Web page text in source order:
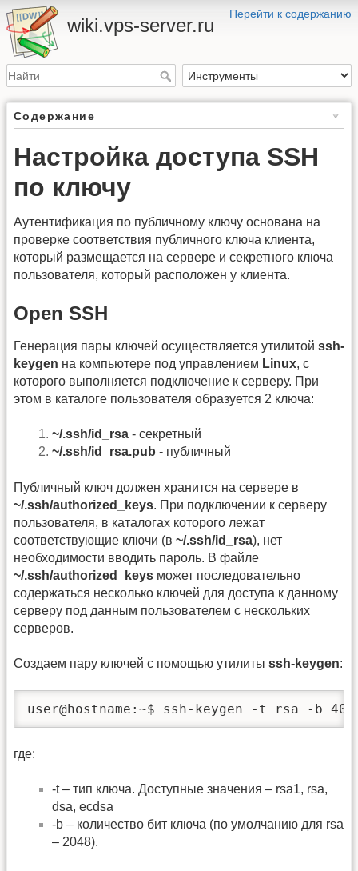
Перейти к содержанию
wiki.vps-server.ru
Содержание
Настройка доступа SSH
по ключу
Аутентификация по публичному ключу основана на
проверке соответствия публичного ключа клиента,
который размещается на сервере и секретного ключа
пользователя, который расположен у клиента.
Open SSH
Генерация пары ключей осуществляется утилитой ssh-
keygen на компьютере под управлением Linux, с
которого выполняется подключение к серверу. При
этом в каталоге пользователя образуется 2 ключа:
~/.ssh/id_rsa - секретный
~/.ssh/id_rsa.pub - публичный
Публичный ключ должен хранится на сервере в
~/.ssh/authorized_keys. При подключении к серверу
пользователя, в каталогах которого лежат
соответствующие ключи (в ~/.ssh/id_rsa), нет
необходимости вводить пароль. В файле
~/.ssh/authorized_keys может последовательно
содержаться несколько ключей для доступа к данному
серверу под данным пользователем с нескольких
серверов.
Создаем пару ключей с помощью утилиты ssh-keygen:
user@hostname:~$ ssh-keygen -t rsa -b
где:
-t – тип ключа. Доступные значения – rsa1, rsa,
dsa, ecdsa
-b – количество бит ключа (по умолчанию для rsa
– 2048).